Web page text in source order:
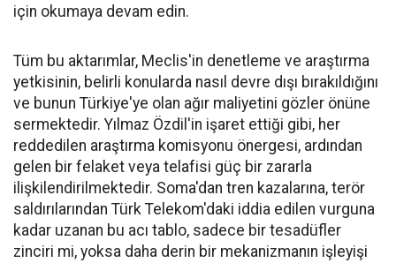
için okumaya devam edin.
Tüm bu aktarımlar, Meclis'in denetleme ve araştırma
yetkisinin, belirli konularda nasıl devre dışı bırakıldığını
ve bunun Türkiye'ye olan ağır maliyetini gözler önüne
sermektedir. Yılmaz Özdil'in işaret ettiği gibi, her
reddedilen araştırma komisyonu önergesi, ardından
gelen bir felaket veya telafisi güç bir zararla
ilişkilendirilmektedir. Soma'dan tren kazalarına, terör
saldırılarından Türk Telekom'daki iddia edilen vurguna
kadar uzanan bu acı tablo, sadece bir tesadüfler
zinciri mi, yoksa daha derin bir mekanizmanın işleyişi